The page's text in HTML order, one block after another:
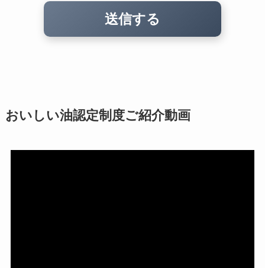
おいしい油認定制度ご紹介動画